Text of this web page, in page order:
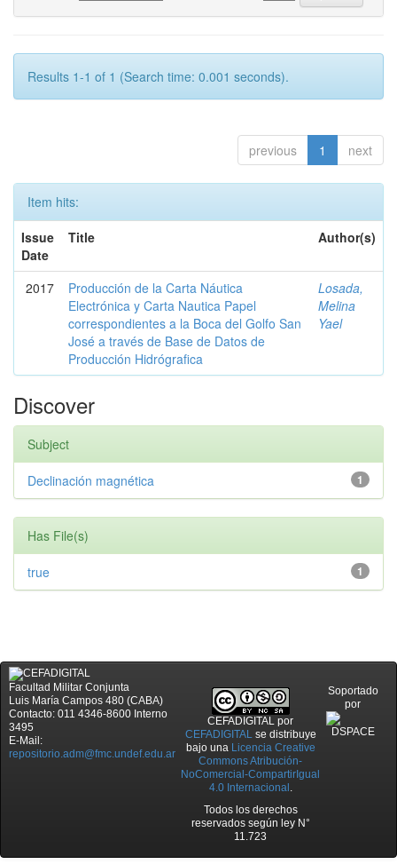
Results 1-1 of 1 (Search time: 0.001 seconds).
previous 1 next
Item hits:
Issue
Date
Title Author(s)
2017
Producción de la Carta Náutica
Electrónica y Carta Nautica Papel
correspondientes a la Boca del Golfo San
José a través de Base de Datos de
Producción Hidrógrafica
Losada,
Melina
Yael
Discover
Subject
1
Declinación magnética
Has File(s)
1
true
Facultad Militar Conjunta
Luis María Campos 480 (CABA)
Contacto: 011 4346-8600 Interno
3495
E-Mail:
repositorio.adm@fmc.undef.edu.ar
CEFADIGITAL por
CEFADIGITALse distribuye
bajo una Licencia Creative
Commons Atribución-
NoComercial-CompartirIgual
4.0 Internacional .
Todos los derechos
reservados según ley N°
11.723
Soportado
por